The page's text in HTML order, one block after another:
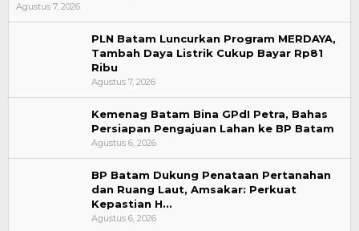
Agustus 7, 2026
PLN Batam Luncurkan Program MERDAYA,
Tambah Daya Listrik Cukup Bayar Rp81
Ribu
Agustus 7, 2026
Kemenag Batam Bina GPdI Petra, Bahas
Persiapan Pengajuan Lahan ke BP Batam
Agustus 6, 2026
BP Batam Dukung Penataan Pertanahan
dan Ruang Laut, Amsakar: Perkuat
Kepastian H…
Agustus 6, 2026